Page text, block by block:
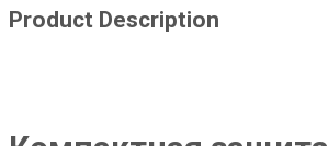
Product Description